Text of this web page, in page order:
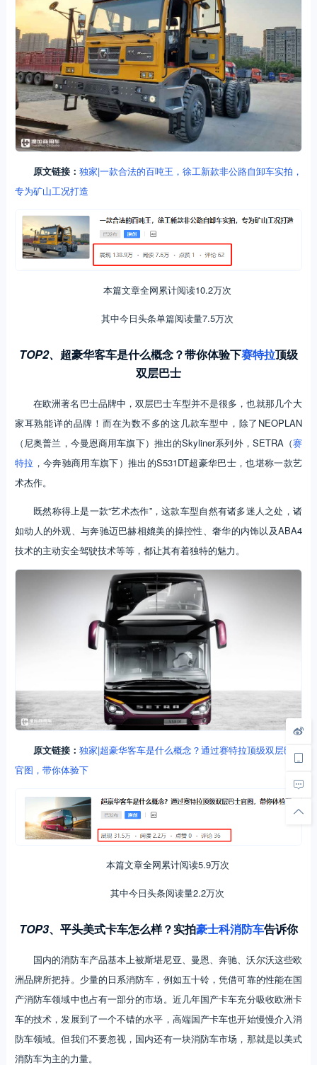
原文链接： 独家|一款合法的百吨王，徐工新款非公路自卸车实拍，
专为矿山工况打造
本篇文章全网累计阅读10.2万次
其中今日头条单篇阅读量7.5万次
TOP2、 超豪华客车是什么概念？带你体验下赛特拉顶级
双层巴士
在欧洲著名巴士品牌中，双层巴士车型并不是很多，也就那几个大
家耳熟能详的品牌！而在为数不多的这几款车型中，除了NEOPLAN
（尼奥普兰，今曼恩商用车旗下）推出的Skyliner系列外，SETRA（赛
特拉 ，今奔驰商用车旗下）推出的S531DT超豪华巴士，也堪称一款艺
术杰作。
既然称得上是一款“艺术杰作”，这款车型自然有诸多迷人之处，诸
如动人的外观、与奔驰迈巴赫相媲美的操控性、奢华的内饰以及ABA4
技术的主动安全驾驶技术等等，都让其有着独特的魅力。
原文链接： 独家|超豪华客车是什么概念？通过赛特拉顶级双层巴士
官图，带你体验下
本篇文章全网累计阅读5.9万次
其中今日头条阅读量2.2万次
TOP3、 平头美式卡车怎么样？实拍豪士科消防车告诉你
国内的消防车产品基本上被斯堪尼亚、曼恩、奔驰、沃尔沃这些欧
洲品牌所把持。少量的日系消防车，例如五十铃，凭借可靠的性能在国
产消防车领域中也占有一部分的市场。近几年国产卡车充分吸收欧洲卡
车的技术，发展到了一个不错的水平，高端国产卡车也开始慢慢介入消
防车领域。但我们不要忽视，国内还有一块消防车市场，那就是以美式
消防车为主的力量。